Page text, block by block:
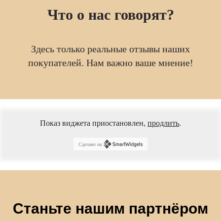
Что о нас говорят?
Здесь только реальные отзывы наших
покупателей. Нам важно ваше мнение!
Показ виджета приостановлен, продлить.
Сделано на
Станьте нашим партнёром